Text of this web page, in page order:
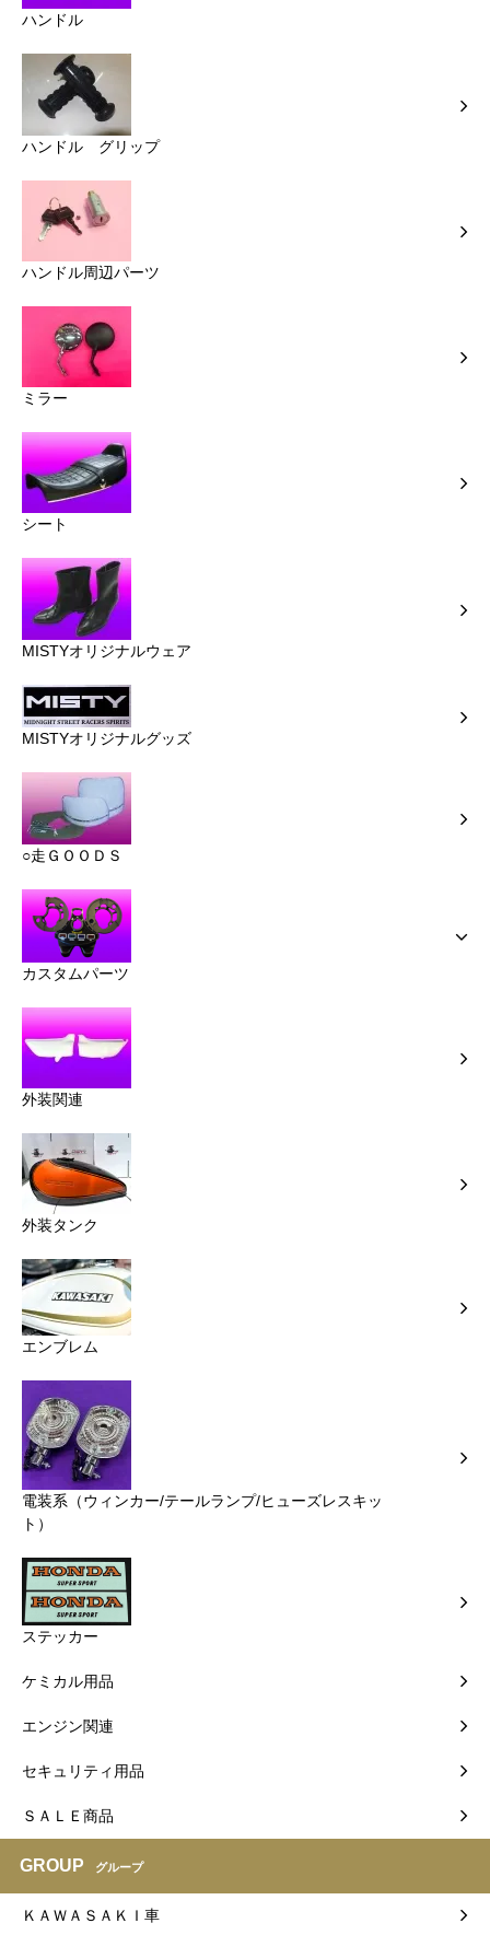
ハンドル
ハンドル グリップ
ハンドル周辺パーツ
ミラー
シート
MISTYオリジナルウェア
MISTYオリジナルグッズ
○走ＧＯＯＤＳ
カスタムパーツ
外装関連
外装タンク
エンブレム
電装系（ウィンカー/テールランプ/ヒューズレスキッ
ト）
ステッカー
ケミカル用品
エンジン関連
セキュリティ用品
ＳＡＬＥ商品
GROUP グループ
ＫＡＷＡＳＡＫＩ車